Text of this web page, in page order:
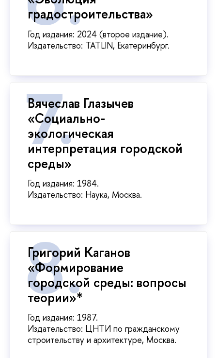
градостроительства»
Год издания: 2024 (второе издание).
Издательство: TATLIN, Екатеринбург.
Вячеслав Глазычев
«Социально-
экологическая
интерпретация городской
среды»
Год издания: 1984.
Издательство: Наука, Москва.
Григорий Каганов
«Формирование
городской среды: вопросы
теории»*
Год издания: 1987.
Издательство: ЦНТИ по гражданскому
строительству и архитектуре, Москва.